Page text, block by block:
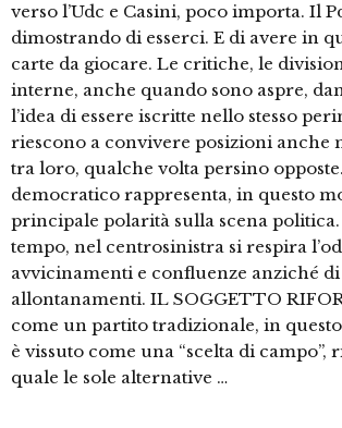
verso l’Udc e Casini, poco importa. Il
dimostrando di esserci. E di avere in
carte da giocare. Le critiche, le
interne, anche quando sono aspre,
l’idea di essere iscritte nello stesso
riescono a convivere posizioni anche
tra loro, qualche volta persino
democratico rappresenta, in questo
principale polarità sulla scena
tempo, nel centrosinistra si respira
avvicinamenti e confluenze anziché
allontanamenti. IL SOGGETTO
come un partito tradizionale, in
è vissuto come una “scelta di campo”,
quale le sole alternative …